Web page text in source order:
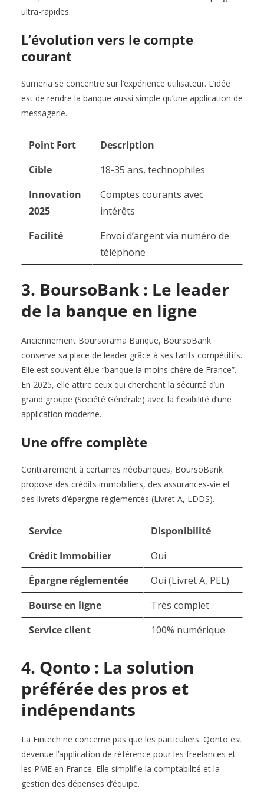
ultra-rapides.
L’évolution vers le compte
courant
Sumeria se concentre sur l’expérience utilisateur. L’idée
est de rendre la banque aussi simple qu’une application de
messagerie.
Point Fort
Description
Cible
18-35 ans, technophiles
Innovation
2025
Comptes courants avec
intérêts
Facilité
Envoi d’argent via numéro de
téléphone
3. BoursoBank : Le leader
de la banque en ligne
Anciennement Boursorama Banque, BoursoBank
conserve sa place de leader grâce à ses tarifs compétitifs.
Elle est souvent élue “banque la moins chère de France”.
En 2025, elle attire ceux qui cherchent la sécurité d’un
grand groupe (Société Générale) avec la flexibilité d’une
application moderne.
Une offre complète
Contrairement à certaines néobanques, BoursoBank
propose des crédits immobiliers, des assurances-vie et
des livrets d’épargne réglementés (Livret A, LDDS).
Service
Disponibilité
Crédit Immobilier
Oui
Épargne réglementée
Oui (Livret A, PEL)
Bourse en ligne
Très complet
Service client
100% numérique
4. Qonto : La solution
préférée des pros et
indépendants
La Fintech ne concerne pas que les particuliers. Qonto est
devenue l’application de référence pour les freelances et
les PME en France. Elle simplifie la comptabilité et la
gestion des dépenses d’équipe.